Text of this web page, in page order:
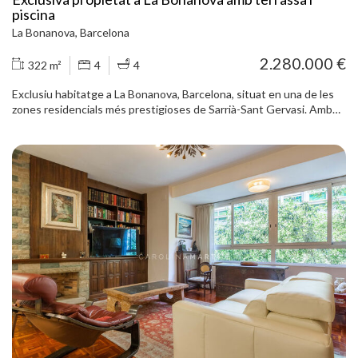
de gran valor afegit que aporta comoditat en una de les zones més
demandades de la ciutat.
piscina
La Bonanova, Barcelona
322 m² 4 4 2.280.000 €
Exclusiu habitatge a La Bonanova, Barcelona, situat en una de les
zones residencials més prestigioses de Sarrià-Sant Gervasi. Amb
com per rebre convidats. El pis disposa de 5 dormitoris i 5 banys,
incloent-hi una suite principal i quatre habitacions de grans
dimensions. També compta amb una terrassa de 15 m², balcó
perimetral, estudi, pati, xemeneia i agradables vistes obertes a
zones verdes. La propietat es troba en molt bon estat i conserva
materials de qualitat com parquet i marbre. L’habitatge inclou 21
armaris encastats, electrodomèstics, mobiliari fix, lavabo de
cortesia, estances sanitàries separades i accés adaptat per a
persones amb mobilitat reduïda. També disposa de calefacció de
gas, porta blindada, alarma, servei de porteria, seguretat 24 hores,
piscina comunitària i places d’aparcament en garatge subterrani.
Construït l’any 1986, combina elegància clàssica, confort i
privacitat en un entorn tranquil i molt ben comunicat. La ubicació
ofereix proximitat a escoles internacionals, centres mèdics,